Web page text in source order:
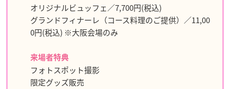
オリジナルビュッフェ／7,700円(税込)
グランドフィナーレ（コース料理のご提供）／11,00
0円(税込) ※大阪会場のみ
来場者特典
フォトスポット撮影
限定グッズ販売